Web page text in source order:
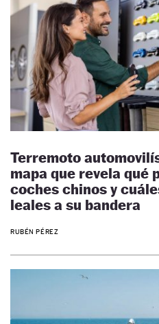
Terremoto
mapa que revela qué
coches chinos y
leales a su bandera
RUBÉN PÉREZ